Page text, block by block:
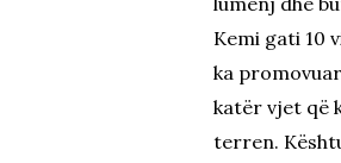
Kemi gati 10
ka
katër vjet që
terren.